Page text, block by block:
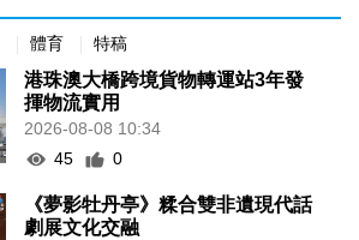
體育 特稿
港珠澳大橋跨境貨物轉運站3年發
揮物流實用
2026-08-08 10:34
45
0
《夢影牡丹亭》糅合雙非遺現代話
劇展文化交融